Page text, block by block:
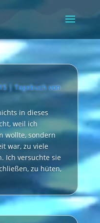
|Tagebuch von
in dieses
weil ich
wollte, sondern
war, zu viele
Ich versuchte sie
zu hüten,